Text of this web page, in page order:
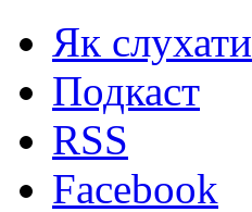
Як слухати
Подкаст
RSS
Facebook